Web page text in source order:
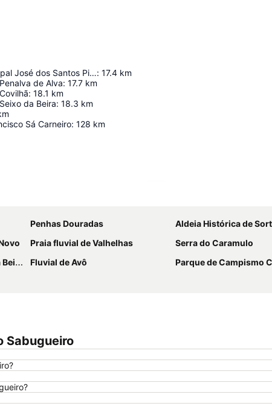
Estádio Municipal José dos Santos Pinto: 17.4 km
de Alva: 17.7 km
: 18.1 km
da Beira: 18.3 km
Sá Carneiro: 128 km
Penhas Douradas
Aldeia Histórica de
Praia fluvial de Valhelhas
Serra do Caramulo
Fluvial de Avô
Parque de Campismo Curral do
Sabugueiro